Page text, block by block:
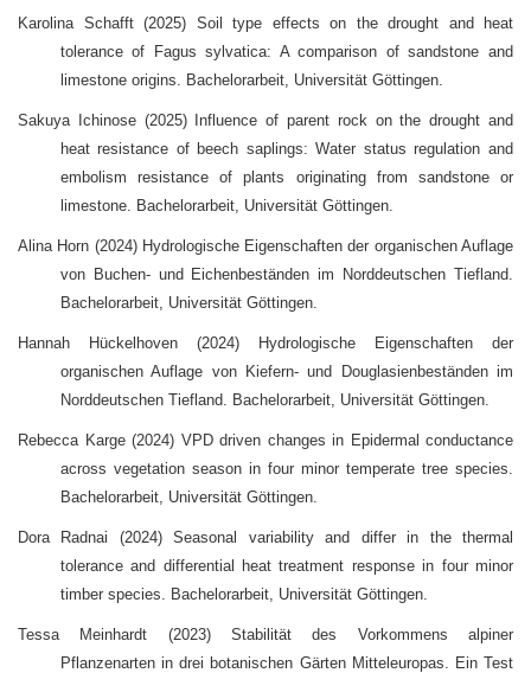
Karolina Schafft (2025) Soil type effects on the drought and heat
tolerance of Fagus sylvatica: A comparison of sandstone and
limestone origins. Bachelorarbeit, Universität Göttingen.
Sakuya Ichinose (2025) Influence of parent rock on the drought and
heat resistance of beech saplings: Water status regulation and
embolism resistance of plants originating from sandstone or
limestone. Bachelorarbeit, Universität Göttingen.
Alina Horn (2024) Hydrologische Eigenschaften der organischen Auflage
von Buchen- und Eichenbeständen im Norddeutschen Tiefland.
Bachelorarbeit, Universität Göttingen.
Hannah Hückelhoven (2024) Hydrologische Eigenschaften der
organischen Auflage von Kiefern- und Douglasienbeständen im
Norddeutschen Tiefland. Bachelorarbeit, Universität Göttingen.
Rebecca Karge (2024) VPD driven changes in Epidermal conductance
across vegetation season in four minor temperate tree species.
Bachelorarbeit, Universität Göttingen.
Dora Radnai (2024) Seasonal variability and differ in the thermal
tolerance and differential heat treatment response in four minor
timber species. Bachelorarbeit, Universität Göttingen.
Tessa Meinhardt (2023) Stabilität des Vorkommens alpiner
Pflanzenarten in drei botanischen Gärten Mitteleuropas. Ein Test